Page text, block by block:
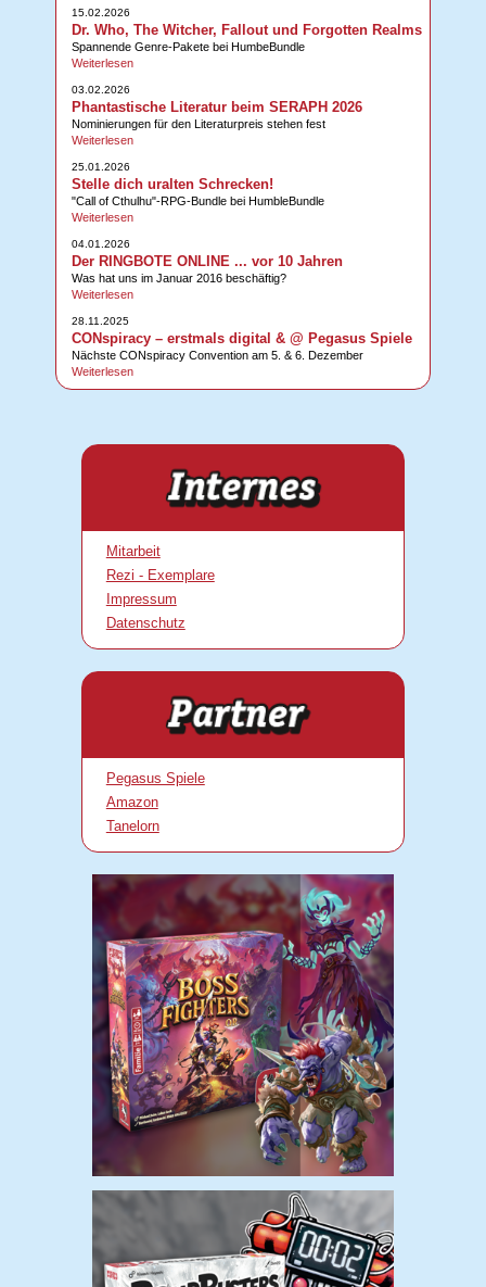
15.02.2026
Dr. Who, The Witcher, Fallout und Forgotten Realms
Spannende Genre-Pakete bei HumbeBundle
Weiterlesen
03.02.2026
Phantastische Literatur beim SERAPH 2026
Nominierungen für den Literaturpreis stehen fest
Weiterlesen
25.01.2026
Stelle dich uralten Schrecken!
"Call of Cthulhu"-RPG-Bundle bei HumbleBundle
Weiterlesen
04.01.2026
Der RINGBOTE ONLINE ... vor 10 Jahren
Was hat uns im Januar 2016 beschäftig?
Weiterlesen
28.11.2025
CONspiracy – erstmals digital & @ Pegasus Spiele
Nächste CONspiracy Convention am 5. & 6. Dezember
Weiterlesen
Mitarbeit
Rezi - Exemplare
Impressum
Datenschutz
Pegasus Spiele
Amazon
Tanelorn